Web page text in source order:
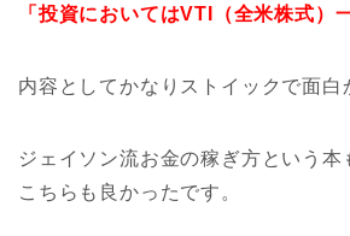
「投資においてはVTI（全米株式）
内容としてかなりストイックで面白
ジェイソン流お金の稼ぎ方という本
こちらも良かったです。